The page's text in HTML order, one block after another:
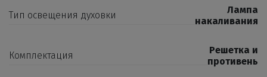
Тип освещения духовки
Лампа
накаливания
Комплектация
Решетка и
противень